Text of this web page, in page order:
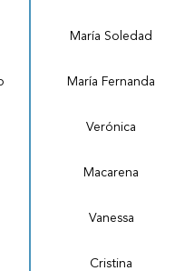
María Soledad
María Fernanda
Verónica
Macarena
Vanessa
Cristina